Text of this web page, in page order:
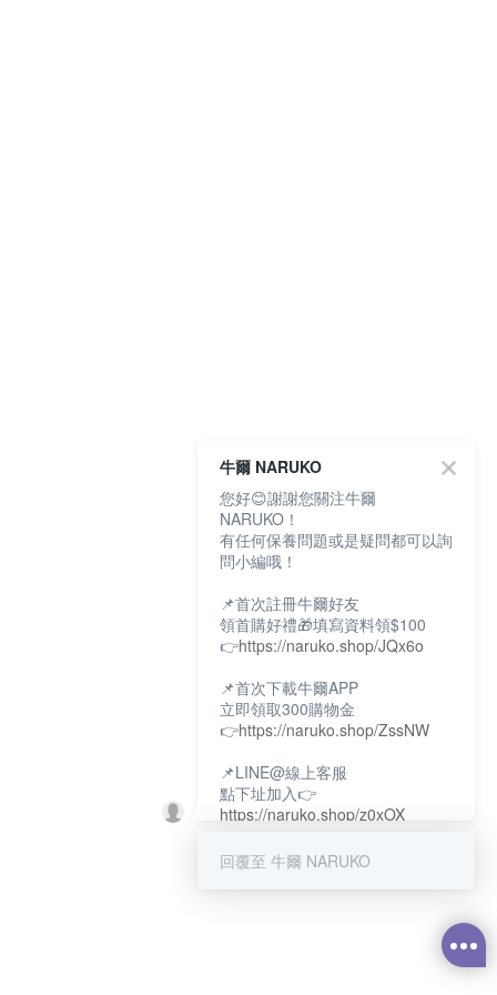
牛爾 NARUKO
您好😊謝謝您關注牛爾
NARUKO！
有任何保養問題或是疑問都可以詢
問小編哦！
📌首次註冊牛爾好友
領首購好禮🎁填寫資料領$100
👉https://naruko.shop/JQx6o
📌首次下載牛爾APP
立即領取300購物金
👉https://naruko.shop/ZssNW
📌LINE@線上客服
點下址加入👉
https://naruko.shop/z0xOX
📌電話客服：02-26581707
回覆至 牛爾 NARUKO